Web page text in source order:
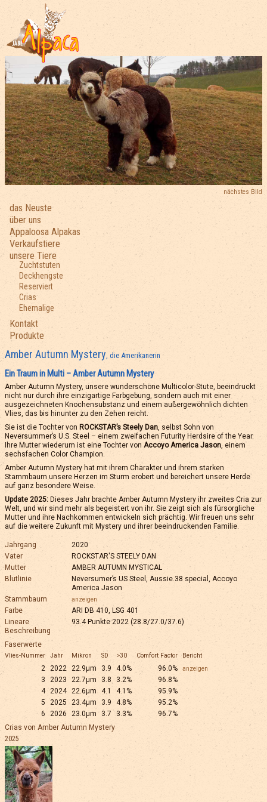
nächstes Bild
das Neuste
über uns
Appaloosa Alpakas
Verkaufstiere
unsere Tiere
Zuchtstuten
Deckhengste
Reserviert
Crias
Ehemalige
Kontakt
Produkte
Amber Autumn Mystery, die Amerikanerin
Ein Traum in Multi – Amber Autumn Mystery
Amber Autumn Mystery, unsere wunderschöne Multicolor-Stute, beeindruckt
nicht nur durch ihre einzigartige Farbgebung, sondern auch mit einer
ausgezeichneten Knochensubstanz und einem außergewöhnlich dichten
Vlies, das bis hinunter zu den Zehen reicht.
Sie ist die Tochter von ROCKSTAR’s Steely Dan, selbst Sohn von
Neversummer’s U.S. Steel – einem zweifachen Futurity Herdsire of the Year.
Ihre Mutter wiederum ist eine Tochter von Accoyo America Jason, einem
sechsfachen Color Champion.
Amber Autumn Mystery hat mit ihrem Charakter und ihrem starken
Stammbaum unsere Herzen im Sturm erobert und bereichert unsere Herde
auf ganz besondere Weise.
Update 2025: Dieses Jahr brachte Amber Autumn Mystery ihr zweites Cria zur
Welt, und wir sind mehr als begeistert von ihr. Sie zeigt sich als fürsorgliche
Mutter und ihre Nachkommen entwickeln sich prächtig. Wir freuen uns sehr
auf die weitere Zukunft mit Mystery und ihrer beeindruckenden Familie.
Jahrgang
2020
Vater
ROCKSTAR'S STEELY DAN
Mutter
AMBER AUTUMN MYSTICAL
Blutlinie
Neversumer’s US Steel, Aussie.38 special, Accoyo
America Jason
Stammbaum
anzeigen
Farbe
ARI DB 410, LSG 401
Lineare
Beschreibung
93.4 Punkte 2022 (28.8/27.0/37.6)
Faserwerte
Vlies-Nummer Jahr Mikron SD >30 Comfort Factor Bericht
2 2022 22.9µm 3.9 4.0% 96.0% anzeigen
3 2023 22.7µm 3.8 3.2%
96.8%
4 2024 22.6µm 4.1 4.1%
95.9%
5
2025 23.4µm 3.9 4.8%
95.2%
6
2026 23.0µm 3.7 3.3%
96.7%
Crias von Amber Autumn Mystery
2025